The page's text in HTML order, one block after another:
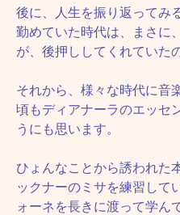
後に、人生を振り返ってみ
勤めていた時代は、まさに
が、後押ししてくれていた
それから、様々な時代に音
頃もディアナーラのエッセ
うにも思います。
ひょんなことから誘われた
ックナーのミサを練習して
ォーネを長きに渡って学ん